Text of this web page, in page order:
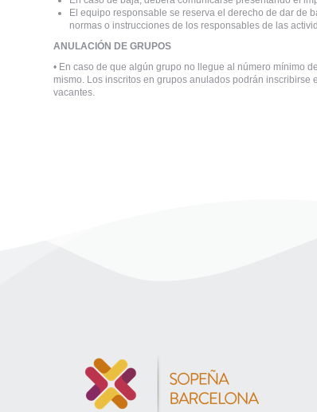
El equipo responsable se reserva el derecho de dar de
normas o instrucciones de los responsables de las
ANULACIÓN DE GRUPOS
• En caso de que algún grupo no llegue al número mínimo
mismo. Los inscritos en grupos anulados podrán
vacantes.